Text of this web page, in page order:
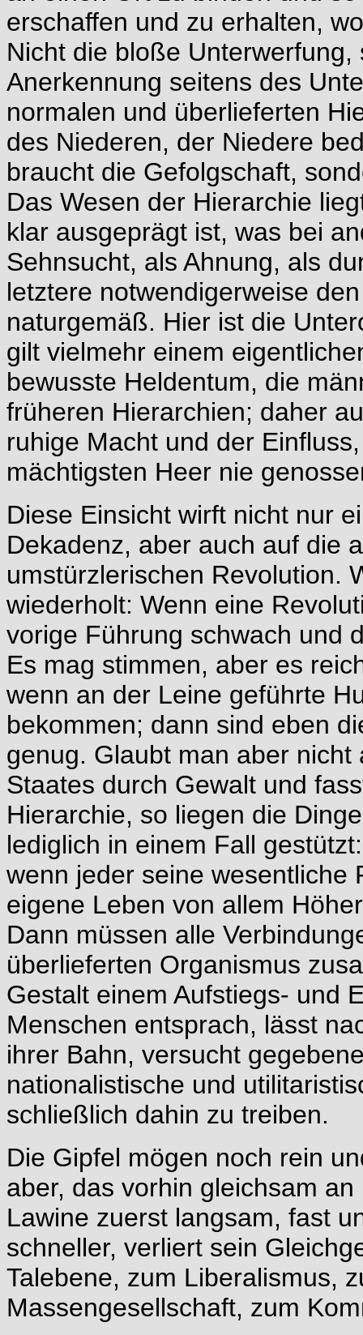
erschaffen und zu erhalten,
Nicht die bloße
Anerkennung seitens des
normalen und überlieferten
des Niederen, der Niedere
braucht die Gefolgschaft,
Das Wesen der Hierarchie
klar ausgeprägt ist, was bei
Sehnsucht, als Ahnung, als
letztere notwendigerweise
naturgemäß. Hier ist die
gilt vielmehr einem
bewusste Heldentum, die
früheren Hierarchien; daher
ruhige Macht und der
mächtigsten Heer nie
Diese Einsicht wirft nicht nur
Dekadenz, aber auch auf die
umstürzlerischen Revolution.
wiederholt: Wenn eine
vorige Führung schwach und
Es mag stimmen, aber es
wenn an der Leine geführte
bekommen; dann sind eben
genug. Glaubt man aber
Staates durch Gewalt und
Hierarchie, so liegen die
lediglich in einem Fall
wenn jeder seine wesentliche
eigene Leben von allem
Dann müssen alle
überlieferten Organismus
Gestalt einem Aufstiegs- und
Menschen entsprach, lässt
ihrer Bahn, versucht
nationalistische und
schließlich dahin zu treiben.
Die Gipfel mögen noch rein
aber, das vorhin gleichsam
Lawine zuerst langsam, fast
schneller, verliert sein
Talebene, zum Liberalismus,
Massengesellschaft, zum